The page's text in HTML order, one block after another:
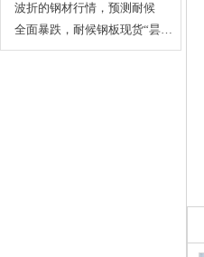
波折的钢材行情，预测耐候
钢…
全面暴跌，耐候钢板现货“昙…